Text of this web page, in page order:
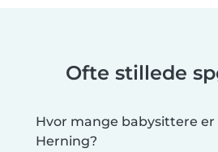
Ofte stillede
Hvor mange babysittere
Herning?